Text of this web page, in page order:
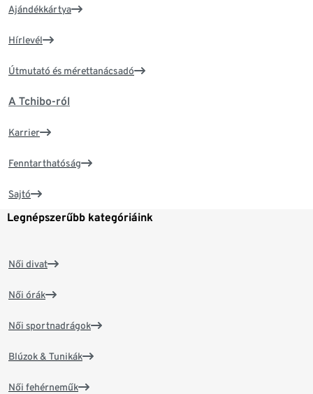
Ajándékkártya
Hírlevél
Útmutató és mérettanácsadó
A Tchibo-ról
Karrier
Fenntarthatóság
Sajtó
Legnépszerűbb kategóriáink
Női divat
Női órák
Női sportnadrágok
Blúzok & Tunikák
Női fehérneműk